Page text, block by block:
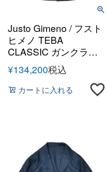
Justo Gimeno / フスト
ヒメノ TEBA
CLASSIC ガンクラブ
チェックツイード ジャ
ケット
¥134,200税込
カートに入れる